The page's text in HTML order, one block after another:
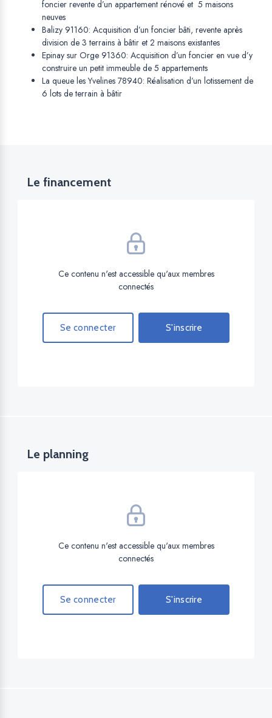
foncier revente d’un appartement rénové et 5 maisons
neuves
Balizy 91160: Acquisition d’un foncier bâti, revente après
division de 3 terrains à bâtir et 2 maisons existantes
Epinay sur Orge 91360: Acquisition d’un foncier en vue d’y
construire un petit immeuble de 5 appartements
La queue les Yvelines 78940: Réalisation d’un lotissement de
6 lots de terrain à bâtir
Le financement
Ce contenu n'est accessible qu'aux membres
connectés
Se connecter S'inscrire
Le planning
Ce contenu n'est accessible qu'aux membres
connectés
Se connecter S'inscrire